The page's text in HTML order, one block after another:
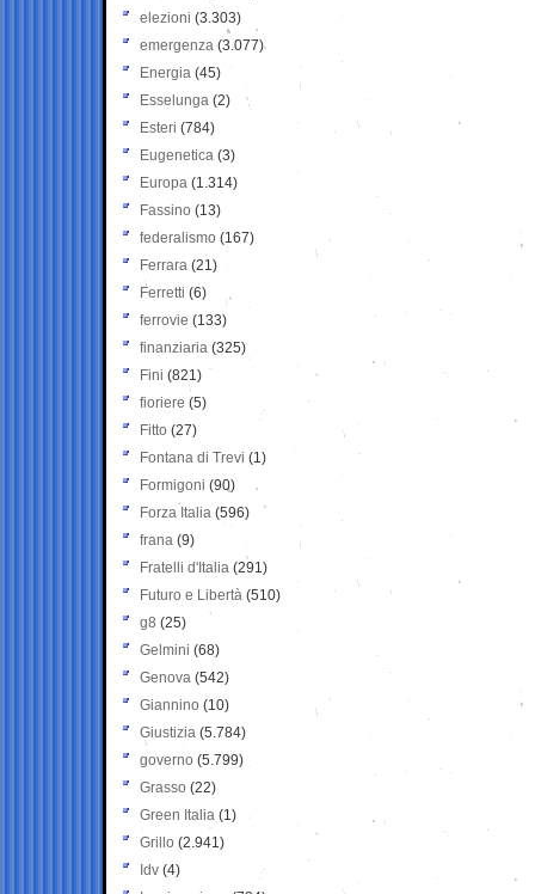
elezioni (3.303)
emergenza (3.077)
Energia (45)
Esselunga (2)
Esteri (784)
Eugenetica (3)
Europa (1.314)
Fassino (13)
federalismo (167)
Ferrara (21)
Ferretti (6)
ferrovie (133)
finanziaria (325)
Fini (821)
fioriere (5)
Fitto (27)
Fontana di Trevi (1)
Formigoni (90)
Forza Italia (596)
frana (9)
Fratelli d'Italia (291)
Futuro e Libertà (510)
g8 (25)
Gelmini (68)
Genova (542)
Giannino (10)
Giustizia (5.784)
governo (5.799)
Grasso (22)
Green Italia (1)
Grillo (2.941)
Idv (4)